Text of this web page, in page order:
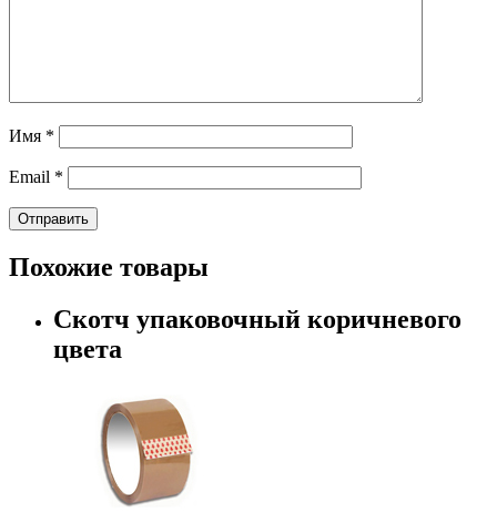
Имя *
Email *
Похожие товары
Скотч упаковочный коричневого
цвета